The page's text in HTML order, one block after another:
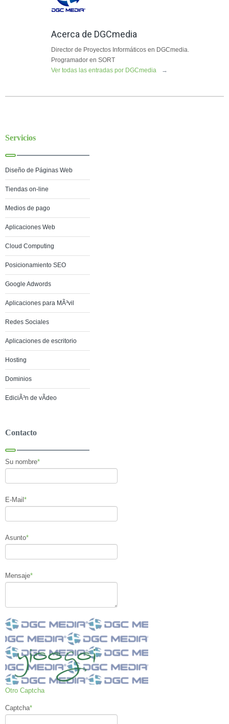
Acerca de DGCmedia
Director de Proyectos Informáticos en DGCmedia.
Programador en SORT
Ver todas las entradas por DGCmedia
→
Servicios
Diseño de Páginas Web
Tiendas on-line
Medios de pago
Aplicaciones Web
Cloud Computing
Posicionamiento SEO
Google Adwords
Aplicaciones para MÃ³vil
Redes Sociales
Aplicaciones de escritorio
Hosting
Dominios
EdiciÃ³n de vÃ­deo
Contacto
Su nombre*
E-Mail *
Asunto*
Mensaje*
Otro Captcha
Captcha*